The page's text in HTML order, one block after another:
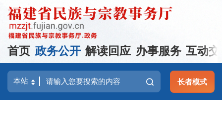
首页 政务公开 解读回应 办事服务 互动
长者模式